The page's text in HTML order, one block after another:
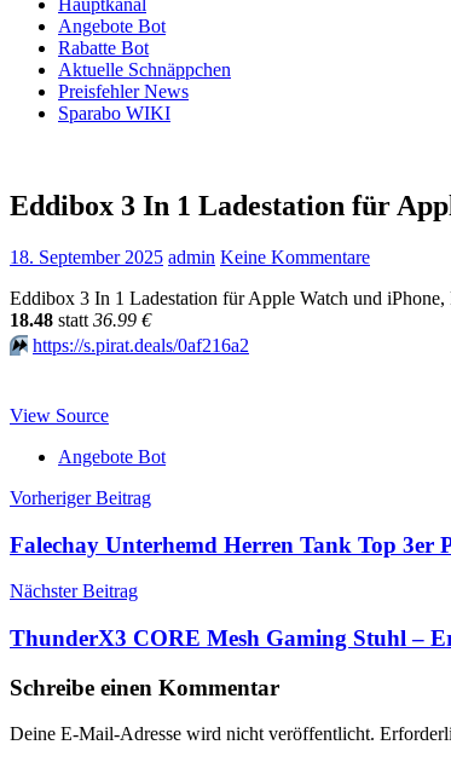
Hauptkanal
Angebote Bot
Rabatte Bot
Aktuelle Schnäppchen
Preisfehler News
Sparabo WIKI
Eddibox 3 In 1 Ladestation für
18. September 2025 admin Keine Kommentare
Eddibox 3 In 1 Ladestation für Apple Watch und
18.48 statt 36.99 €
⏩️ https://s.pirat.deals/0af216a2
View Source
Angebote Bot
Beitragsnavigation
Vorheriger Beitrag
Falechay Unterhemd Herren Tank Top
Nächster Beitrag
ThunderX3 CORE Mesh Gaming Stuhl –
Schreibe einen Kommentar
Deine E-Mail-Adresse wird nicht veröffentlicht.